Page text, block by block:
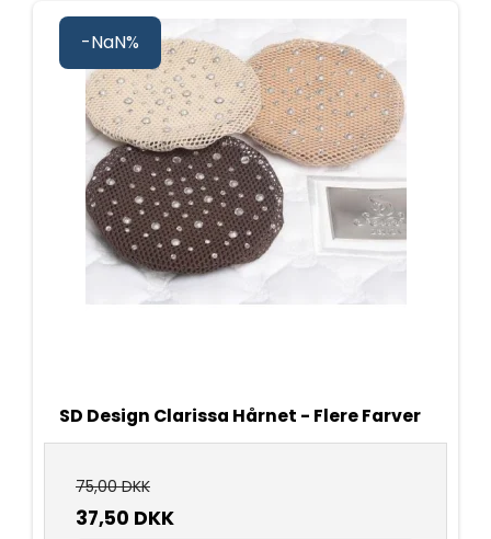
-NaN%
SD Design Clarissa Hårnet - Flere Farver
75,00 DKK
37,50 DKK